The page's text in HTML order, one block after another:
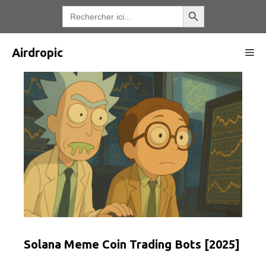
contenu
Recherche
Bouton de recherche
Airdropic
Solana Meme Coin Trading Bots [2025]